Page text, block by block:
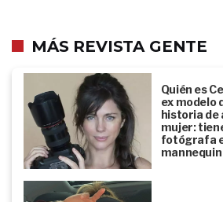
MÁS REVISTA GENTE
Quién es
ex modelo
historia de
mujer:
fotógrafa